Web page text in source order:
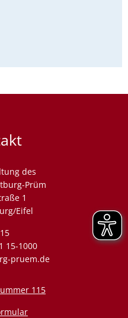
des
Prüm
1
Eifel
15-1000
pruem.de
115